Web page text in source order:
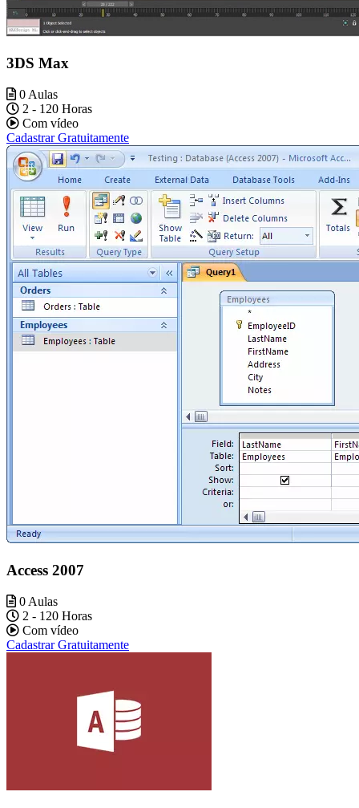
3DS Max
0 Aulas
2 - 120 Horas
Com vídeo
Cadastrar Gratuitamente
Access 2007
0 Aulas
2 - 120 Horas
Com vídeo
Cadastrar Gratuitamente